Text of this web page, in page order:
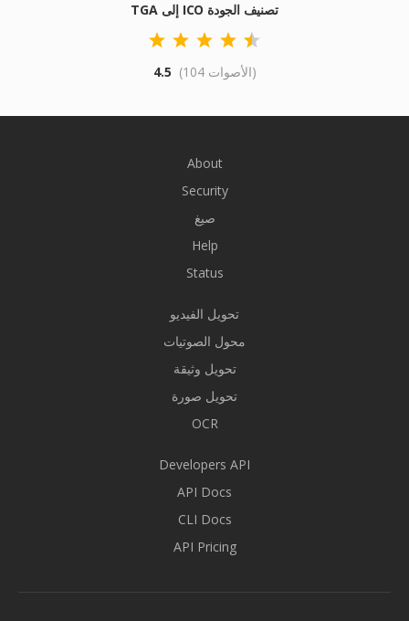
TGA إلى ICO تصنيف الجودة
4.5 (104 الأصوات)
About
Security
صيغ
Help
Status
تحويل الفيديو
محول الصوتيات
تحويل وثيقة
تحويل صورة
OCR
Developers API
API Docs
CLI Docs
API Pricing